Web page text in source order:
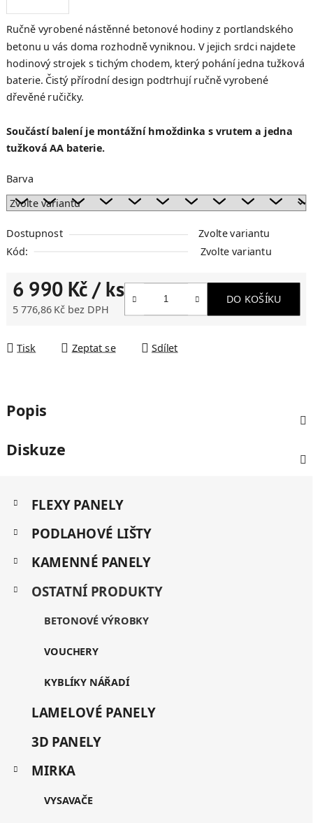
Ručně vyrobené nástěnné betonové hodiny z portlandského
betonu u vás doma rozhodně vyniknou. V jejich srdci najdete
hodinový strojek s tichým chodem, který pohání jedna tužková
baterie. Čistý přírodní design podtrhují ručně vyrobené
dřevěné ručičky.
Součástí balení je montážní hmoždinka s vrutem a jedna
tužková AA baterie.
Barva
Dostupnost
Zvolte variantu
Kód:
Zvolte variantu
6 990 Kč/ ks
5 776,86 Kč bez DPH
DO KOŠÍKU
Tisk Zeptat se Sdílet
Popis
Diskuze
K
a
e
o
i
FLEXY PANELY
PODLAHOVÉ LIŠTY
KAMENNÉ PANELY
OSTATNÍ PRODUKTY
BETONOVÉ VÝROBKY
VOUCHERY
KYBLÍKY NÁŘADÍ
LAMELOVÉ PANELY
3D PANELY
MIRKA
VYSAVAČE